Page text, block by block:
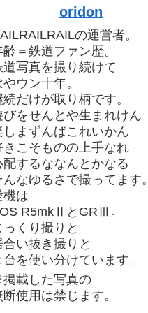
oridon
の運営者。
齢＝鉄道ファン歴。
道写真を撮り続けて
やウン十年。
続だけが取り柄です。
びをせんとや生まれけん
しまずんばこれいかん
きこそものの上手なれ
配するななんとかなる
んなゆるさで撮ってます。
機は
R5mkⅡとGRⅢ。
っくり撮りと
合い抜き撮りと
台を使い分けています。
載した写真の
断使用は禁じます。